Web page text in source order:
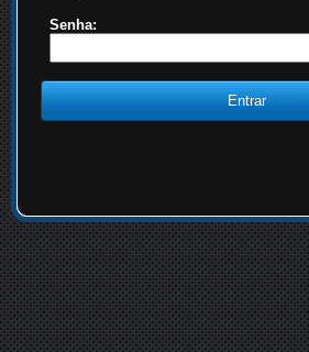
Senha: